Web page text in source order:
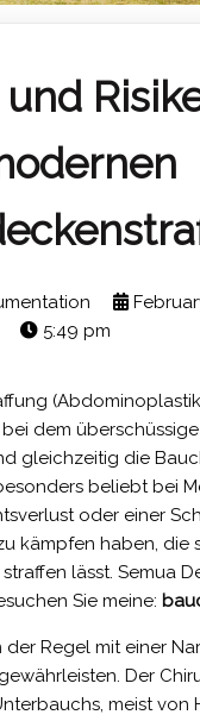
5:49 pm
dem
gleichzeitig die
beliebt bei
oder einer
kämpfen haben, die
lässt. Semua
Sie meine:
Regel mit einer
Der
meist von